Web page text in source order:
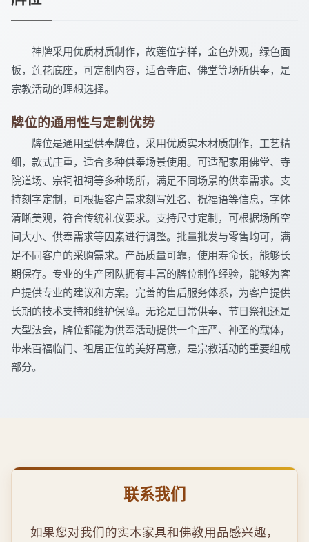
神牌采用优质材质制作，故莲位字样，金色外观，绿色面
板，莲花底座，可定制内容，适合寺庙、佛堂等场所供奉，是
宗教活动的理想选择。
牌位的通用性与定制优势
牌位是通用型供奉牌位，采用优质实木材质制作，工艺精
细，款式庄重，适合多种供奉场景使用。可适配家用佛堂、寺
院道场、宗祠祖祠等多种场所，满足不同场景的供奉需求。支
持刻字定制，可根据客户需求刻写姓名、祝福语等信息，字体
清晰美观，符合传统礼仪要求。支持尺寸定制，可根据场所空
间大小、供奉需求等因素进行调整。批量批发与零售均可，满
足不同客户的采购需求。产品质量可靠，使用寿命长，能够长
期保存。专业的生产团队拥有丰富的牌位制作经验，能够为客
户提供专业的建议和方案。完善的售后服务体系，为客户提供
长期的技术支持和维护保障。无论是日常供奉、节日祭祀还是
大型法会，牌位都能为供奉活动提供一个庄严、神圣的载体，
带来百福临门、祖居正位的美好寓意，是宗教活动的重要组成
部分。
联系我们
如果您对我们的实木家具和佛教用品感兴趣，